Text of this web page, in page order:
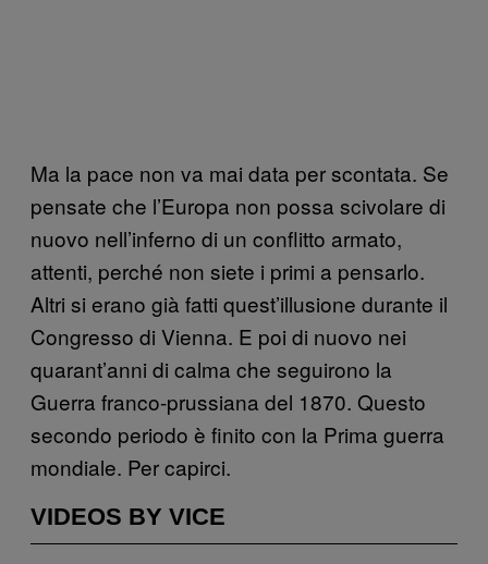
Ma la pace non va mai data per scontata. Se
pensate che l’Europa non possa scivolare di
nuovo nell’inferno di un conflitto armato,
attenti, perché non siete i primi a pensarlo.
Altri si erano già fatti quest’illusione durante il
Congresso di Vienna. E poi di nuovo nei
quarant’anni di calma che seguirono la
Guerra franco-prussiana del 1870. Questo
secondo periodo è finito con la Prima guerra
mondiale. Per capirci.
VIDEOS BY VICE